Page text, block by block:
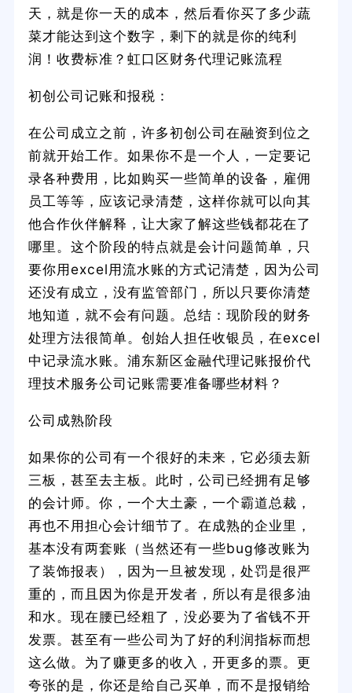
天，就是你一天的成本，然后看你买了多少蔬
菜才能达到这个数字，剩下的就是你的纯利
润！收费标准？虹口区财务代理记账流程
初创公司记账和报税：
在公司成立之前，许多初创公司在融资到位之
前就开始工作。如果你不是一个人，一定要记
录各种费用，比如购买一些简单的设备，雇佣
员工等等，应该记录清楚，这样你就可以向其
他合作伙伴解释，让大家了解这些钱都花在了
哪里。这个阶段的特点就是会计问题简单，只
要你用excel用流水账的方式记清楚，因为公司
还没有成立，没有监管部门，所以只要你清楚
地知道，就不会有问题。总结：现阶段的财务
处理方法很简单。创始人担任收银员，在excel
中记录流水账。浦东新区金融代理记账报价代
理技术服务公司记账需要准备哪些材料？
公司成熟阶段
如果你的公司有一个很好的未来，它必须去新
三板，甚至去主板。此时，公司已经拥有足够
的会计师。你，一个大土豪，一个霸道总裁，
再也不用担心会计细节了。在成熟的企业里，
基本没有两套账（当然还有一些bug修改账为
了装饰报表），因为一旦被发现，处罚是很严
重的，而且因为你是开发者，所以有是很多油
和水。现在腰已经粗了，没必要为了省钱不开
发票。甚至有一些公司为了好的利润指标而想
这么做。为了赚更多的收入，开更多的票。更
夸张的是，你还是给自己买单，而不是报销给